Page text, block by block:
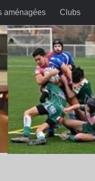
aménagées Clubs